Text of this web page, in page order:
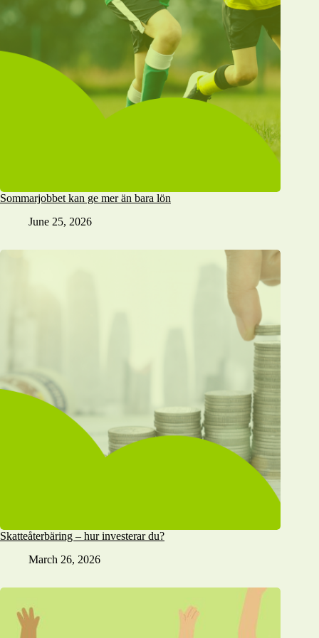
Sommarjobbet kan ge mer än bara lön
June 25, 2026
Skatteåterbäring – hur investerar du?
March 26, 2026